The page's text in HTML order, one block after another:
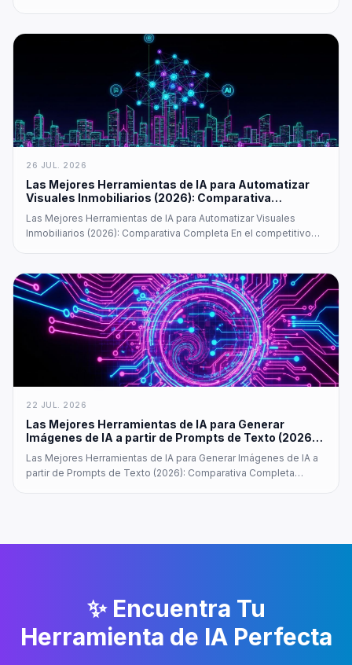
26 JUL. 2026
Las Mejores Herramientas de IA para Automatizar
Visuales Inmobiliarios (2026): Comparativa
Las Mejores Herramientas de IA para Automatizar Visuales
Inmobiliarios (2026): Comparativa Completa En el competitivo
22 JUL. 2026
Las Mejores Herramientas de IA para Generar
Imágenes de IA a partir de Prompts de Texto (2026):
Las Mejores Herramientas de IA para Generar Imágenes de IA a
partir de Prompts de Texto (2026): Comparativa Completa
✨ Encuentra Tu
Herramienta de IA Perfecta